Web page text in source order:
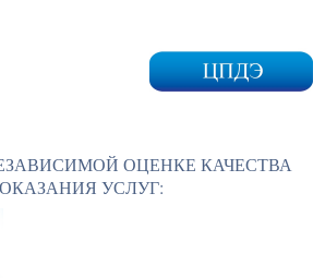
ОЦЕНКЕ КАЧЕСТВА
ОКАЗАНИЯ УСЛУГ: